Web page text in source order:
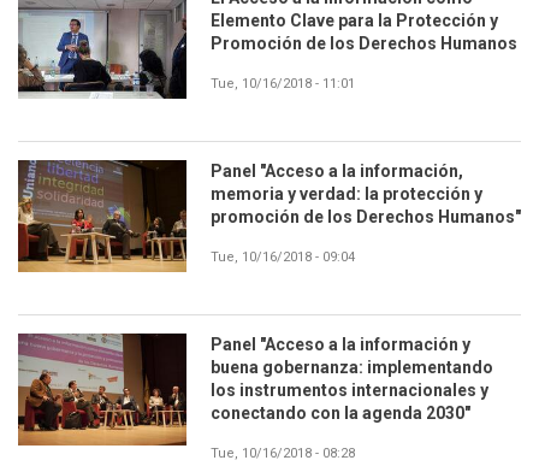
Elemento Clave para la Protección y
Promoción de los Derechos Humanos
Tue, 10/16/2018 - 11:01
Panel "Acceso a la información,
memoria y verdad: la protección y
promoción de los Derechos Humanos"
Tue, 10/16/2018 - 09:04
Panel "Acceso a la información y
buena gobernanza: implementando
los instrumentos internacionales y
conectando con la agenda 2030"
Tue, 10/16/2018 - 08:28